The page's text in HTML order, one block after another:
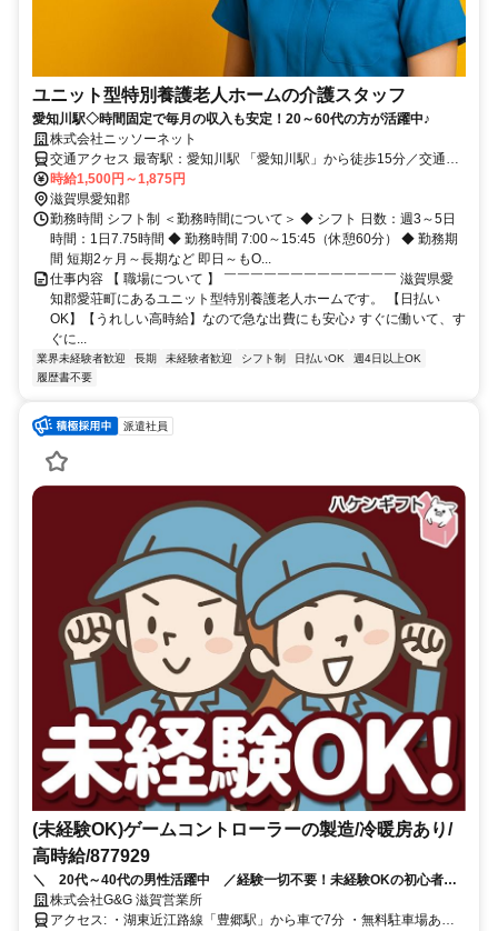
ユニット型特別養護老人ホームの介護スタッフ
愛知川駅◇時間固定で毎月の収入も安定！20～60代の方が活躍中♪
株式会社ニッソーネット
交通アクセス 最寄駅：愛知川駅 「愛知川駅」から徒歩15分／交通費
全額支給
時給1,500円～1,875円
滋賀県愛知郡
勤務時間 シフト制 ＜勤務時間について＞ ◆ シフト 日数：週3～5日
時間：1日7.75時間 ◆ 勤務時間 7:00～15:45（休憩60分） ◆ 勤務期
間 短期2ヶ月～長期など 即日～もO...
仕事内容 【 職場について 】 ￣￣￣￣￣￣￣￣￣￣￣￣￣ 滋賀県愛
知郡愛荘町にあるユニット型特別養護老人ホームです。 【日払い
OK】【うれしい高時給】なので急な出費にも安心♪ すぐに働いて、す
ぐに...
業界未経験者歓迎 長期 未経験者歓迎 シフト制 日払いOK
週4日以上OK
履歴書不要
派遣社員
(未経験OK)ゲームコントローラーの製造/冷暖房あり/
高時給/877929
＼ 20代～40代の男性活躍中 ／経験一切不要！未経験OKの初心者さ
ん向け工場＊
株式会社G&G 滋賀営業所
アクセス: ・湖東近江路線「豊郷駅」から車で7分 ・無料駐車場あり➔